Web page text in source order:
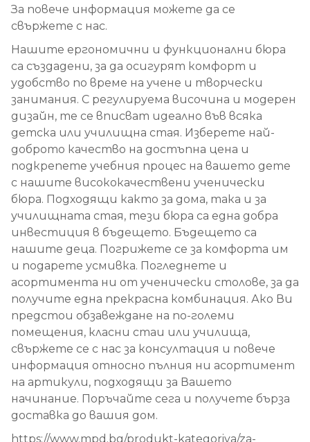
За повече информация можете да се
свържете с нас.
Нашите ергономични и функционални бюра
са създадени, за да осигурят комфорт и
удобство по време на учене и творчески
занимания. С регулируема височина и модерен
дизайн, те се вписват идеално във всяка
детска или училищна стая. Изберете най-
доброто качество на достъпна цена и
подкрепете учебния процес на вашето дете
с нашите висококачествени ученически
бюра. Подходящи както за дома, така и за
училищната стая, тези бюра са една добра
инвестиция в бъдещето. Бъдещето са
нашите деца. Погрижете се за комфорта им
и подарете усмивка. Погледнете и
асортимента ни от ученически столове, за да
получите една прекрасна комбинация. Ако Ви
предстои обзавеждане на по-големи
помещения, класни стаи или училища,
свържете се с нас за консултация и повече
информация относно пълния ни асортимент
на артикули, подходящи за Вашето
начинание. Поръчайте сега и получете бърза
доставка до вашия дом.
https://www.mpd.bg/produkt-kategoriya/za-